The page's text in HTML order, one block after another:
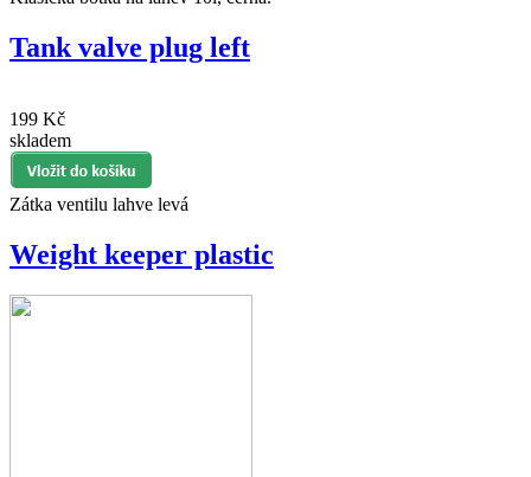
Tank valve plug left
199 Kč
skladem
Zátka ventilu lahve levá
Weight keeper plastic